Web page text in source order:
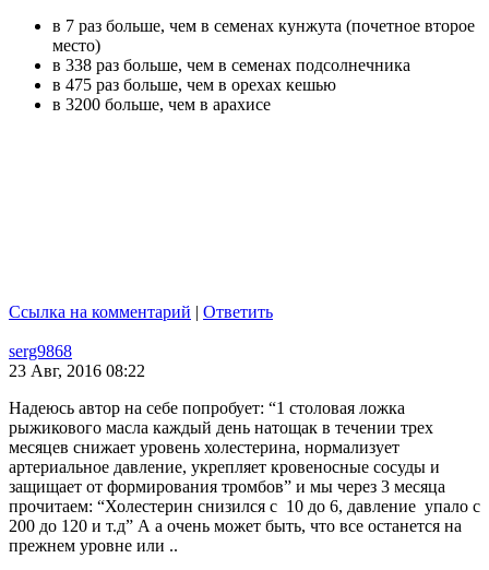
в 7 раз больше, чем в семенах кунжута (почетное второе
место)
в 338 раз больше, чем в семенах подсолнечника
в 475 раз больше, чем в орехах кешью
в 3200 больше, чем в арахисе
Ссылка на комментарий | Ответить
serg9868
23 Авг, 2016 08:22
Надеюсь автор на себе попробует: “1 столовая ложка
рыжикового масла каждый день натощак в течении трех
месяцев снижает уровень холестерина, нормализует
артериальное давление, укрепляет кровеносные сосуды и
защищает от формирования тромбов” и мы через 3 месяца
прочитаем: “Холестерин снизился с 10 до 6, давление упало с
200 до 120 и т.д” А а очень может быть, что все останется на
прежнем уровне или ..